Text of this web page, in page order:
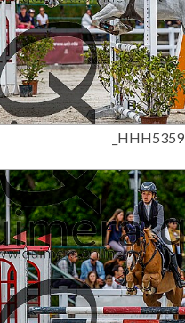
15,00 €
_HHH5359